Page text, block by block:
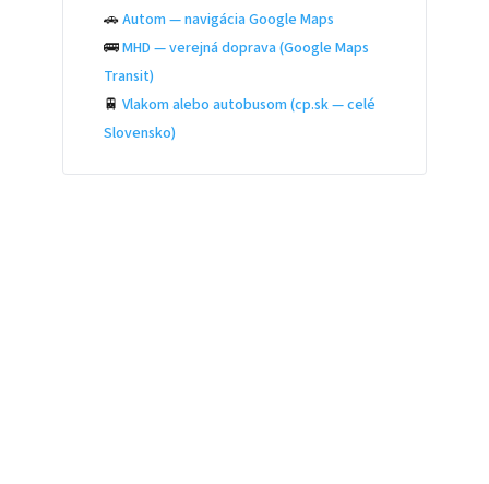
🚗Autom — navigácia Google Maps
🚌MHD — verejná doprava (Google Maps
Transit)
🚆Vlakom alebo autobusom (cp.sk — celé
Slovensko)